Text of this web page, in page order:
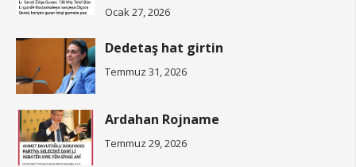
Ocak 27, 2026
Dedetaş hat girtin
Temmuz 31, 2026
Ardahan Rojname
Temmuz 29, 2026